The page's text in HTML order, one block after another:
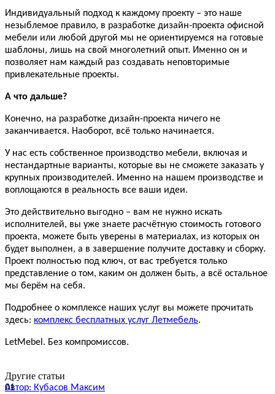
Индивидуальный подход к каждому проекту – это наше
незыблемое правило, в разработке дизайн-проекта офисной
мебели или любой другой мы не ориентируемся на готовые
шаблоны, лишь на свой многолетний опыт. Именно он и
позволяет нам каждый раз создавать неповторимые
привлекательные проекты.
А что дальше?
Конечно, на разработке дизайн-проекта ничего не
заканчивается. Наоборот, всё только начинается.
У нас есть собственное производство мебели, включая и
нестандартные варианты, которые вы не сможете заказать у
крупных производителей. Именно на нашем производстве и
воплощаются в реальность все ваши идеи.
Это действительно выгодно – вам не нужно искать
исполнителей, вы уже знаете расчётную стоимость готового
проекта, можете быть уверены в материалах, из которых он
будет выполнен, а в завершение получите доставку и сборку.
Проект полностью под ключ, от вас требуется только
представление о том, каким он должен быть, а всё остальное
мы берём на себя.
Подробнее о комплексе наших услуг вы можете прочитать
здесь: комплекс бесплатных услуг Летмебель.
LetMebel. Без компромиссов.
Другие статьи
01
Автор: Кубасов Максим